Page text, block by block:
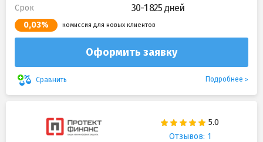
Срок 30-1 825 дней
0,03% комиссия для новых клиентов
Оформить заявку
Сравнить Подробнее
Отзывов: 1